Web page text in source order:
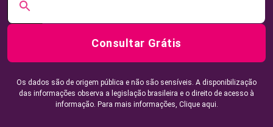
Consultar Grátis
Os dados são de origem pública e não são sensíveis. A disponibilização
das informações observa a legislação brasileira e o direito de acesso à
informação. Para mais informações, Clique aqui.